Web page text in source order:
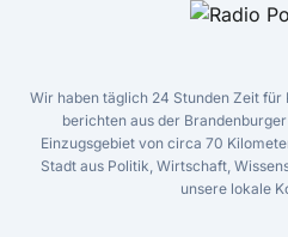
Wir haben täglich 24 Stunden Zeit
berichten aus der
Einzugsgebiet von circa 70
Stadt aus Politik, Wirtschaft,
unsere lokale